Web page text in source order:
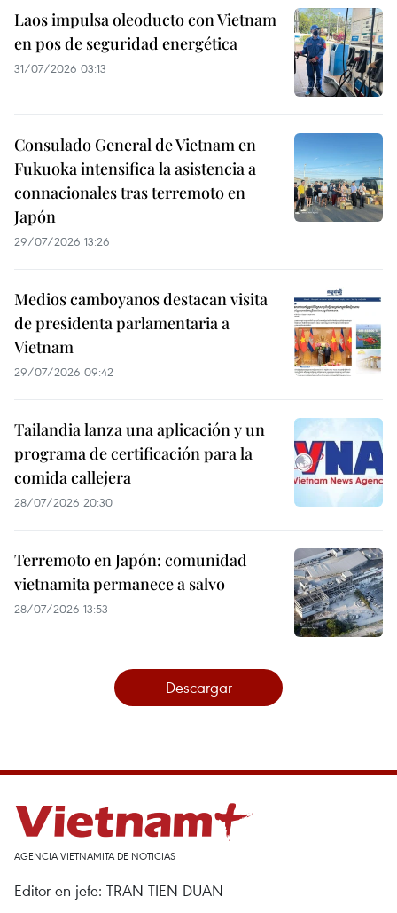
Laos impulsa oleoducto con Vietnam
en pos de seguridad energética
31/07/2026 03:13
Consulado General de Vietnam en
Fukuoka intensifica la asistencia a
connacionales tras terremoto en
Japón
29/07/2026 13:26
Medios camboyanos destacan visita
de presidenta parlamentaria a
Vietnam
29/07/2026 09:42
Tailandia lanza una aplicación y un
programa de certificación para la
comida callejera
28/07/2026 20:30
Terremoto en Japón: comunidad
vietnamita permanece a salvo
28/07/2026 13:53
Descargar
AGENCIA VIETNAMITA DE NOTICIAS
Editor en jefe: TRAN TIEN DUAN